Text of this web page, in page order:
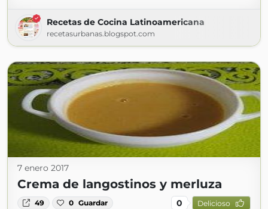
Recetas de Cocina Latinoamericana
recetasurbanas.blogspot.com
7 enero 2017
Crema de langostinos y merluza
49 0 Guardar 0 Delicioso